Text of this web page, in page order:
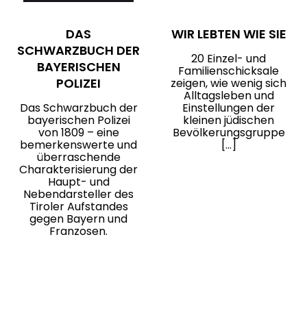
DAS
SCHWARZBUCH DER
BAYERISCHEN
POLIZEI
Das Schwarzbuch der
bayerischen Polizei
von 1809 – eine
bemerkenswerte und
überraschende
Charakterisierung der
Haupt- und
Nebendarsteller des
Tiroler Aufstandes
gegen Bayern und
Franzosen.
WIR LEBTEN WIE SIE
20 Einzel- und
Familienschicksale
zeigen, wie wenig sich
Alltagsleben und
Einstellungen der
kleinen jüdischen
Bevölkerungsgruppe
[…]